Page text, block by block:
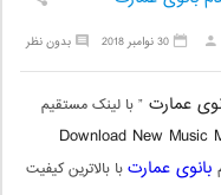
بدون نظر 30 نوامبر 2018
عمارت ” با لینک مستقیم
Download New Music
بانوی عمارتبا بالاترین کیفیت